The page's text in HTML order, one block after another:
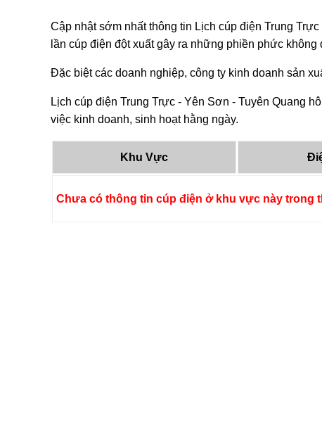
Cập nhật sớm nhất thông tin Lịch cúp điện Trung
lần cúp điện đột xuất gây ra những phiền phức không
Đặc biệt các doanh nghiệp, công ty kinh doanh sản
Lịch cúp điện Trung Trực - Yên Sơn - Tuyên Quang
việc kinh doanh, sinh hoạt hằng ngày.
Khu Vực
Chưa có thông tin cúp điện ở khu vực này trong